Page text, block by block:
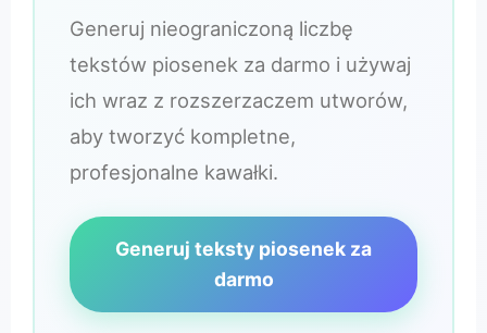
Generuj nieograniczoną liczbę
tekstów piosenek za darmo i używaj
ich wraz z rozszerzaczem utworów,
aby tworzyć kompletne,
profesjonalne kawałki.
Generuj teksty piosenek za
darmo